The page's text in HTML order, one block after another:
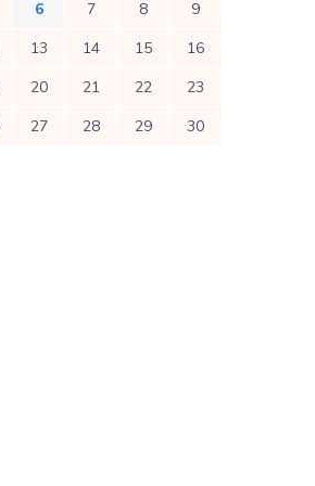
6 7 8
9
13 14 15
16
20 21 22
23
27 28 29
30